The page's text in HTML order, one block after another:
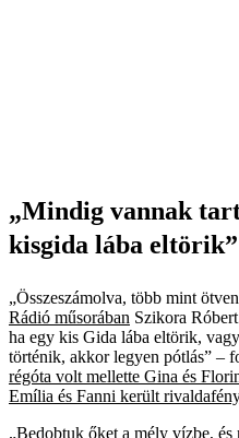
„Mindig vannak
kisgida lába eltörik”
„Összeszámolva, több mint
Rádió műsorában Szikora
ha egy kis Gida lába eltörik,
történik, akkor legyen pótlás” –
régóta volt mellette Gina és
Emília és Fanni került
„Bedobtuk őket a mély vízbe,